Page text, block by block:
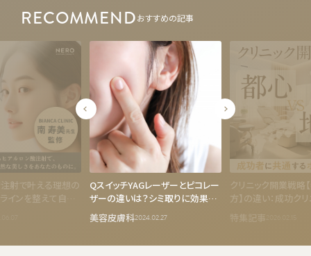
RECOMMENDおすすめの記事
射で叶える理想の
インを整えて自然
QスイッチYAGレーザーとピコレー
ザーの違いは？シミ取りに効果的
なのはどっち？
美容皮膚科2024.02.27
クリニック開業戦略
方】の違い：成功ク
するポイント
特集記事